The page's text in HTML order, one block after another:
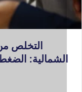
التخلص من
الضغط